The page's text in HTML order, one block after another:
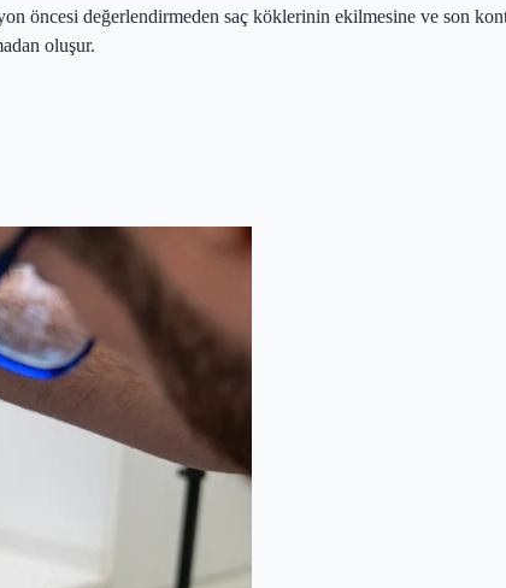
öncesi değerlendirmeden saç köklerinin ekilmesine ve son
oluşur.